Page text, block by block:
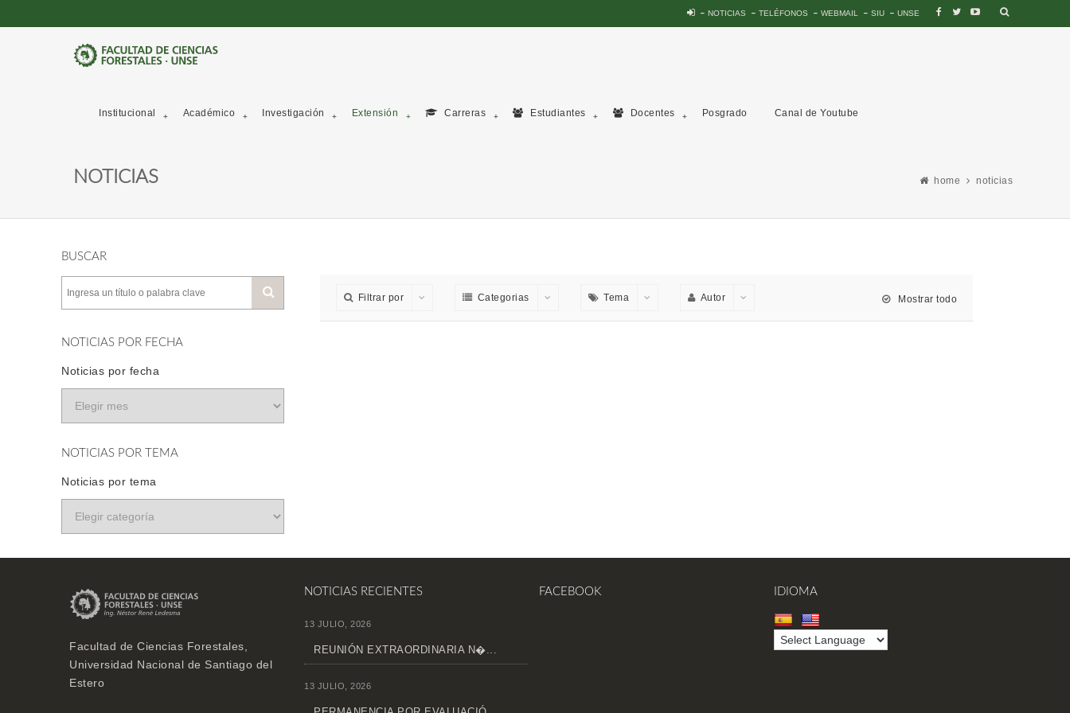
NOTICIAS TELÉFONOS WEBMAIL SIU UNSE
Institucional Académico Investigación Extensión Carreras Estudiantes Docentes Posgrado Canal de Youtube
NOTICIAS home noticias
BUSCAR
NOTICIAS POR FECHA
Noticias por fecha
NOTICIAS POR TEMA
Noticias por tema
Filtrar por Categorias Tema Autor Mostrar todo
Facultad de Ciencias Forestales,
Universidad Nacional de Santiago del
Estero
NOTICIAS RECIENTES
13 JULIO, 2026
REUNIÓN EXTRAORDINARIA N�...
13 JULIO, 2026
FACEBOOK IDIOMA